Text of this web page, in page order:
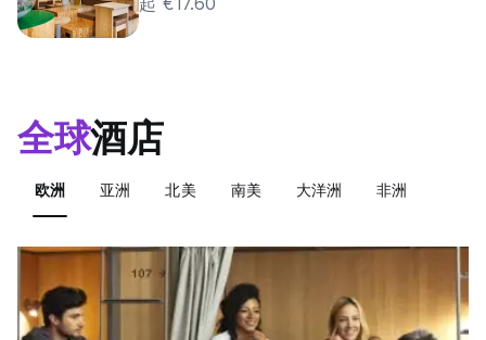
全球酒店
欧洲 亚洲 北美 南美 大洋洲 非洲